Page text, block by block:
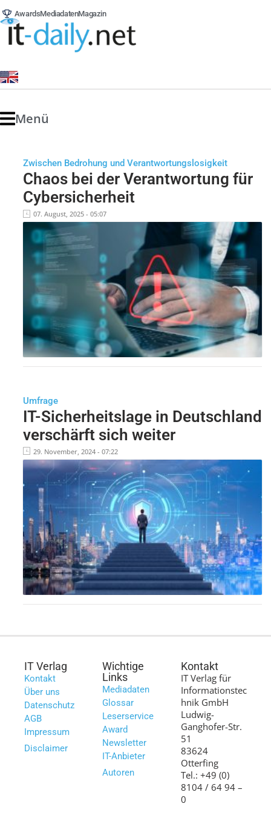
AwardsMediadatenMagazin
Menü
Zwischen Bedrohung und Verantwortungslosigkeit
Chaos bei der Verantwortung für
Cybersicherheit
07. August, 2025 - 05:07
Umfrage
IT-Sicherheitslage in Deutschland
verschärft sich weiter
29. November, 2024 - 07:22
IT Verlag
Kontakt
Über uns
Datenschutz
AGB
Impressum
Disclaimer
Wichtige
Links
Mediadaten
Glossar
Leserservice
Award
Newsletter
IT-Anbieter
Autoren
Kontakt
IT Verlag für
Informationstec
hnik GmbH
Ludwig-
Ganghofer-Str.
51
83624
Otterfing
Tel.: +49 (0)
8104 / 64 94 –
0